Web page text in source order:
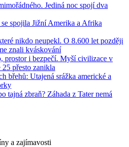
Jediná noc spojí dva
spojila Jižní Amerika a Afrika
nikdo neupekl. O 8.600 let později
znali kváskování
prostor i bezpečí. Myší civilizace v
přesto zanikla
břehů: Utajená srážka americké a
tajná zbraň? Záhada z Tater nemá
a zajímavosti